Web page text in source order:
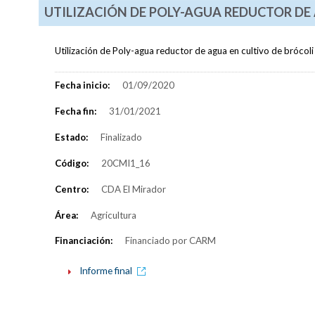
UTILIZACIÓN DE POLY-AGUA REDUCTOR
Utilización de Poly-agua reductor de agua en cultivo de brócoli
Fecha inicio: 01/09/2020
Fecha fin: 31/01/2021
Estado: Finalizado
Código: 20CMI1_16
Centro: CDA El Mirador
Área: Agricultura
Financiación: Financiado por CARM
Informe final